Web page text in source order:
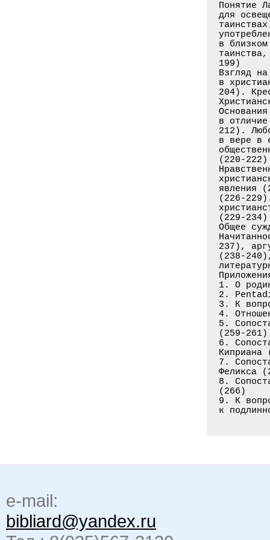
Понятие
для
в
199)
Взгляд
в
204).
в
212).
в вере в
(220-222)
явления
(226-
(229-234)
Общее
237),
(238-
1. О
2.
3. К
4.
5.
(259-261)
6.
Киприана
7.
Феликса
8.
(266)
9. К
к
e-mail:
bibliard@yandex.ru